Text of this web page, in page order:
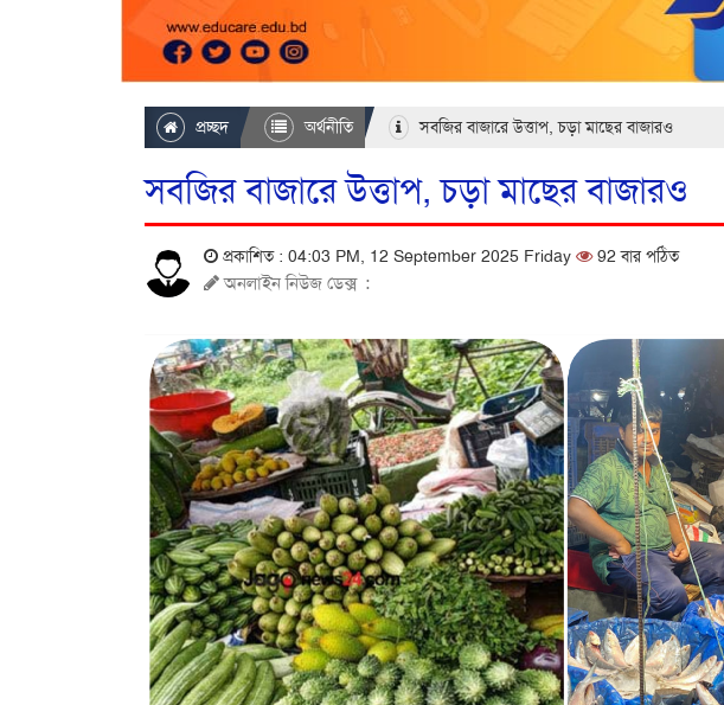
প্রচ্ছদ অর্থনীতি সবজির বাজারে উত্তাপ, চড়া মাছের বাজারও
সবজির বাজারে উত্তাপ, চড়া মাছের বাজারও
প্রকাশিত : 04:03 PM, 12 September 2025 Friday 92 বার পঠিত
অনলাইন নিউজ ডেক্স :